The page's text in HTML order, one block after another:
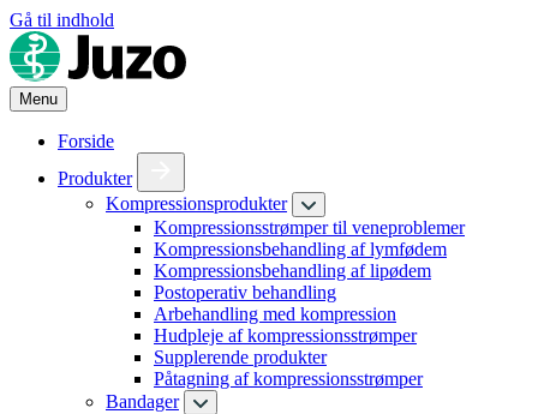
Gå til indhold
Menu
Forside
Produkter
Kompressionsprodukter
Kompressionsstrømper til veneproblemer
Kompressionsbehandling af lymfødem
Kompressionsbehandling af lipødem
Postoperativ behandling
Arbehandling med kompression
Hudpleje af kompressionsstrømper
Supplerende produkter
Påtagning af kompressionsstrømper
Bandager